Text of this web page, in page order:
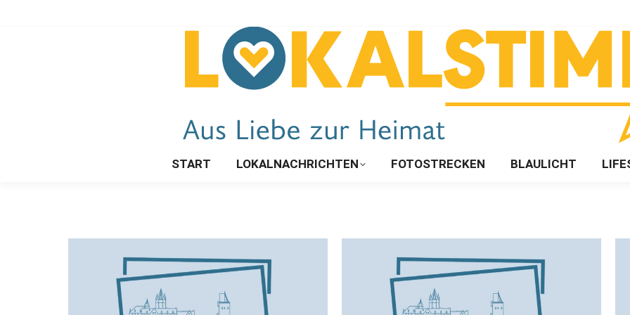
START LOKALNACHRICHTEN FOTOSTRECKEN BLAULICHT